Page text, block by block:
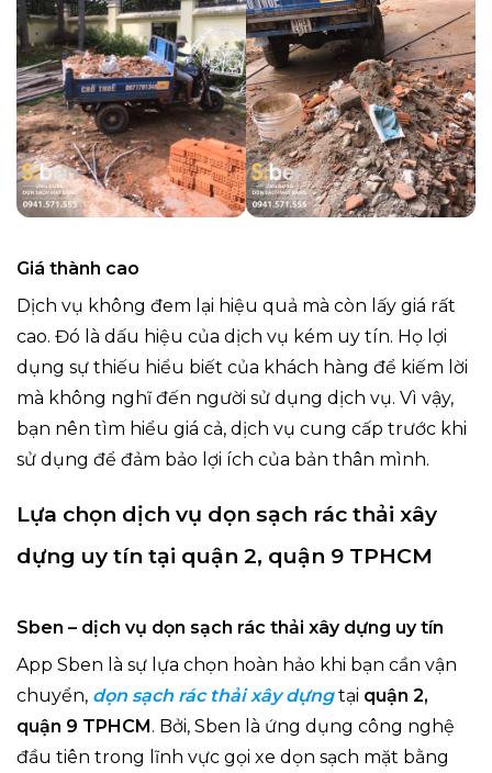
Giá thành cao
Dịch vụ không đem lại hiệu quả mà còn lấy giá rất
cao. Đó là dấu hiệu của dịch vụ kém uy tín. Họ lợi
dụng sự thiếu hiểu biết của khách hàng để kiếm lời
mà không nghĩ đến người sử dụng dịch vụ. Vì vậy,
bạn nên tìm hiểu giá cả, dịch vụ cung cấp trước khi
sử dụng để đảm bảo lợi ích của bản thân mình.
Lựa chọn dịch vụ dọn sạch rác thải xây
dựng uy tín tại quận 2, quận 9 TPHCM
Sben – dịch vụ dọn sạch rác thải xây dựng uy tín
App Sben là sự lựa chọn hoàn hảo khi bạn cần vận
chuyển, dọn sạch rác thải xây dựngtại quận 2,
quận 9 TPHCM. Bởi, Sben là ứng dụng công nghệ
đầu tiên trong lĩnh vực gọi xe dọn sạch mặt bằng